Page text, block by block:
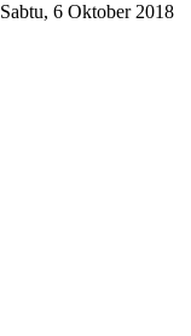
Sabtu, 6 Oktober 2018